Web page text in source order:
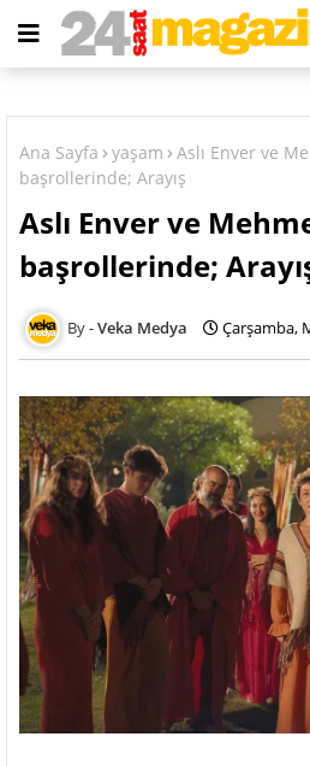
Ana Sayfa yaşam
Aslı Enver ve
başrollerinde; Arayış
Aslı Enver ve
başrollerinde;
Veka Medya Çarşamba,